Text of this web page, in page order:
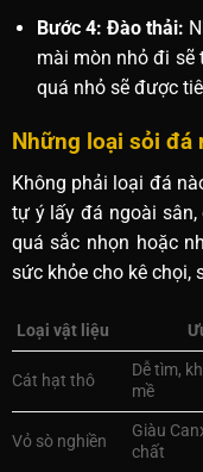
Bước 4: Đào thải:
mài mòn nhỏ đi sẽ
quá nhỏ sẽ được
Những loại sỏi đá
Không phải loại đá
tự ý lấy đá ngoài
quá sắc nhọn hoặc
sức khỏe cho kê chọi,
Loại vật liệu
Cát hạt thô
Dễ tìm,
mề
Vỏ sò nghiền
Giàu
chất